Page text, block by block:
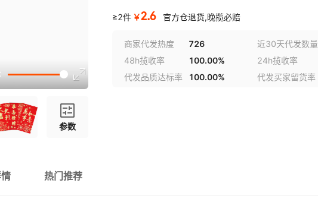
参数
【万事胜意大吉大利】20K-01
≥2件 ￥2.6 官方仓退货,晚揽必赔
商家代发热度 726 近30天代发数量
48h揽收率
100.00% 24h揽收率
代发品质达标率
100.00% 代发买家留货率
热门推荐